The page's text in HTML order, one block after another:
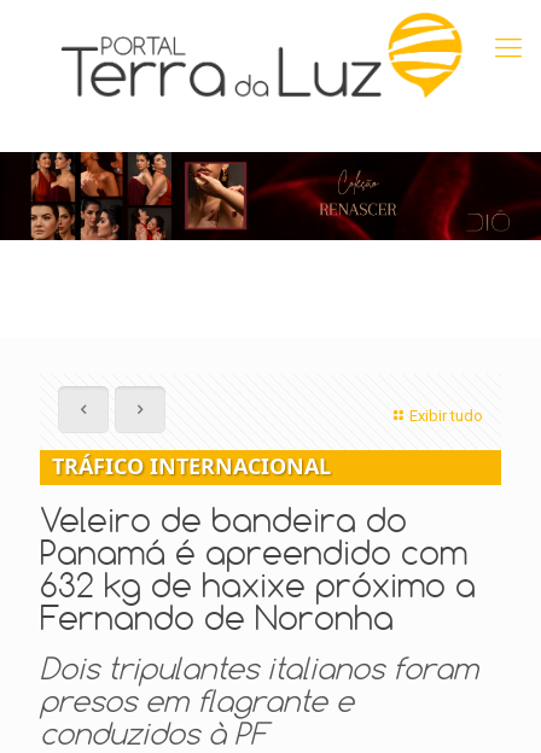
Exibir tudo
TRÁFICO INTERNACIONAL
Veleiro de bandeira do
Panamá é apreendido com
632 kg de haxixe próximo a
Fernando de Noronha
Dois tripulantes italianos foram
presos em flagrante e
conduzidos à PF